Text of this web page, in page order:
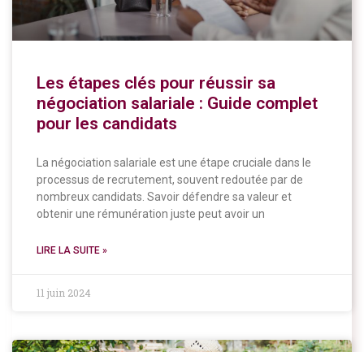
Les étapes clés pour réussir sa
négociation salariale : Guide complet
pour les candidats
La négociation salariale est une étape cruciale dans le
processus de recrutement, souvent redoutée par de
nombreux candidats. Savoir défendre sa valeur et
obtenir une rémunération juste peut avoir un
LIRE LA SUITE »
11 juin 2024